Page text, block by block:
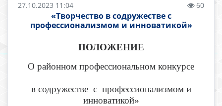
27.10.2023 11:04 60
«Творчество в содружестве с
профессионализмом и инноватикой»
ПОЛОЖЕНИЕ
О районном профессиональном конкурсе
в содружестве с профессионализмом и
инноватикой»